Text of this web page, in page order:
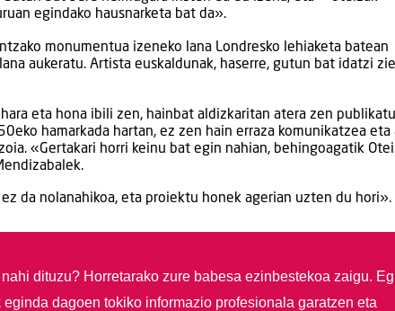
egindako hausnarketa bat da».
monumentua izeneko lana Londresko lehiaketa batean
aukeratu. Artista euskaldunak, haserre, gutun bat idatzi
eta hona ibili zen, hainbat aldizkaritan atera zen
hamarkada hartan, ez zen hain erraza komunikatzea eta
«Gertakari horri keinu bat egin nahian, behingoagatik
da nolanahikoa, eta proiektu honek agerian uzten du hori».
dituzu? Horretarako zure babesa ezinbestekoa zaigu.
dagoen tokiko informazio profesionala garatzen eta